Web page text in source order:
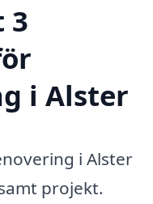
3
i Alster
i Alster
projekt.